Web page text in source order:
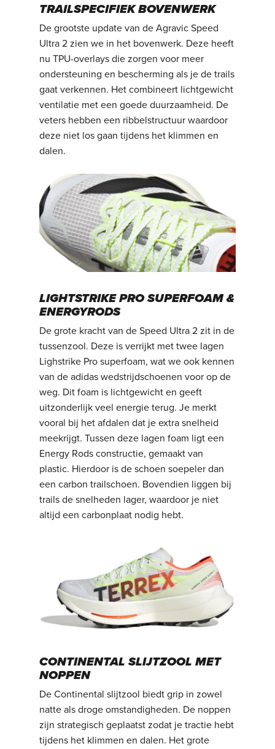
TRAILSPECIFIEK BOVENWERK
De grootste update van de Agravic Speed
Ultra 2 zien we in het bovenwerk. Deze heeft
nu TPU-overlays die zorgen voor meer
ondersteuning en bescherming als je de trails
gaat verkennen. Het combineert lichtgewicht
ventilatie met een goede duurzaamheid. De
veters hebben een ribbelstructuur waardoor
deze niet los gaan tijdens het klimmen en
dalen.
LIGHTSTRIKE PRO SUPERFOAM &
ENERGYRODS
De grote kracht van de Speed Ultra 2 zit in de
tussenzool. Deze is verrijkt met twee lagen
Lighstrike Pro superfoam, wat we ook kennen
van de adidas wedstrijdschoenen voor op de
weg. Dit foam is lichtgewicht en geeft
uitzonderlijk veel energie terug. Je merkt
vooral bij het afdalen dat je extra snelheid
meekrijgt. Tussen deze lagen foam ligt een
Energy Rods constructie, gemaakt van
plastic. Hierdoor is de schoen soepeler dan
een carbon trailschoen. Bovendien liggen bij
trails de snelheden lager, waardoor je niet
altijd een carbonplaat nodig hebt.
CONTINENTAL SLIJTZOOL MET
NOPPEN
De Continental slijtzool biedt grip in zowel
natte als droge omstandigheden. De noppen
zijn strategisch geplaatst zodat je tractie hebt
tijdens het klimmen en dalen. Het grote